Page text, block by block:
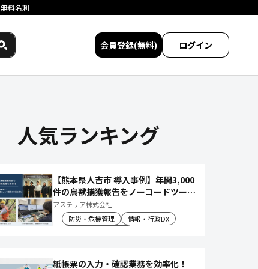
無料名刺
会員登録(無料) ログイン
人気ランキング
【熊本県人吉市 導入事例】年間3,000
件の鳥獣捕獲報告をノーコードツール
でアプリ化し、月50時間の庁内作業
を削減
アステリア株式会社
防災・危機管理
情報・行政DX
紙帳票の入力・確認業務を効率化！